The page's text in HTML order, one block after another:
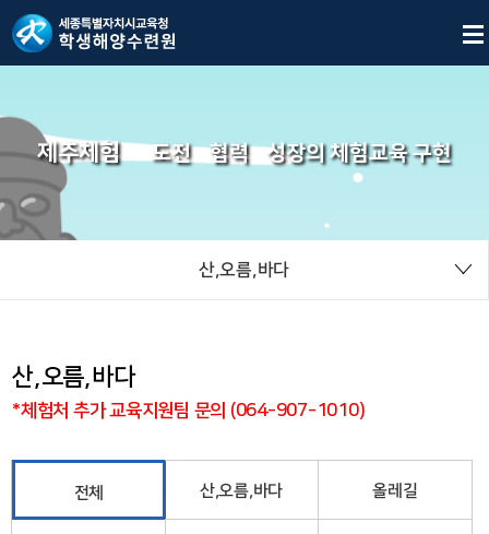
제주체험 도전 협력 성장의 체험교육 구현
산,오름,바다
산,오름,바다
*체험처 추가 교육지원팀 문의 (064-907-1010)
전체 산,오름,바다 올레길